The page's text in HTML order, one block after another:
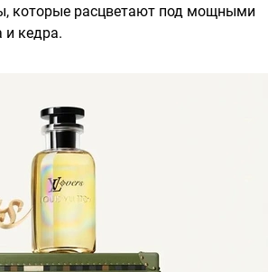
которые расцветают под мощными
и кедра.